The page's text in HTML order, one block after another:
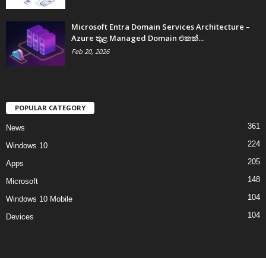
Microsoft Entra Domain Services Architecture –
Azure තුළ Managed Domain එකක්...
Feb 20, 2026
POPULAR CATEGORY
News 361
Windows 10 224
Apps 205
Microsoft 148
Windows 10 Mobile 104
Devices 104